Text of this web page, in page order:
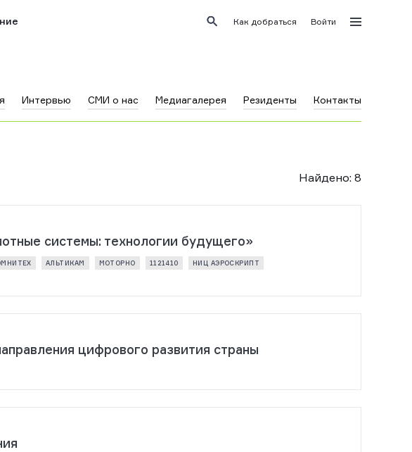
Как добраться Войти
Интервью СМИ о нас Медиагалерея Резиденты Контакты
Найдено: 8
системы: технологии будущего»
АЛЬТИКАМ МОТОРНО 1121410
НИЦ АЭРОСКРИПТ
цифрового развития страны